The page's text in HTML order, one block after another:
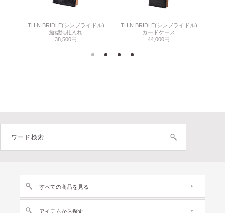
THIN BRIDLE(シンブライドル)
縦型純札入れ
38,500円
THIN BRIDLE(シンブライドル)
カードケース
44,000円
すべての商品を見る
アイテムから探す